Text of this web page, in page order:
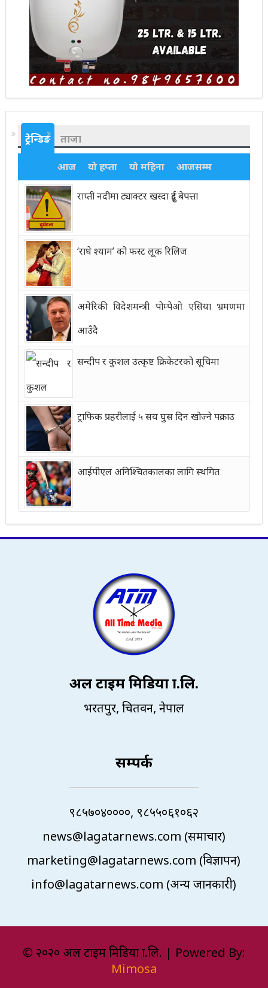
ट्रेन्डिङ ताजा
आज यो हप्ता यो महिना आजसम्म
राप्ती नदीमा ट्याक्टर खस्दा दुई बेपत्ता
‘राधे श्याम’ को फस्ट लूक रिलिज
अमेरिकी विदेशमन्त्री पोम्पेओ एसिया भ्रमणमा
आउँदै
सन्दीप र कुशल उत्कृष्ट क्रिकेटरको सूचिमा
ट्राफिक प्रहरीलाई ५ सय घुस दिन खोज्ने पक्राउ
आईपीएल अनिश्चितकालका लागि स्थगित
अल टाइम मिडिया प्रा.लि.
भरतपुर, चितवन, नेपाल
सम्पर्क
९८५७०४००००, ९८५५०६१०६२
news@lagatarnews.com (समाचार)
marketing@lagatarnews.com (विज्ञापन)
info@lagatarnews.com (अन्य जानकारी)
© २०२० अल टाइम मिडिया प्रा.लि. | Powered By:
Mimosa